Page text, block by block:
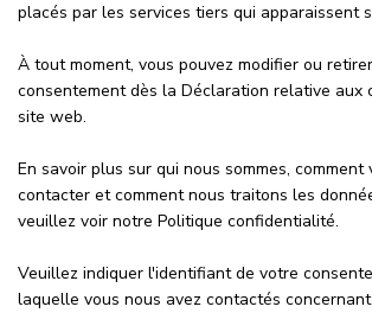
placés par les services tiers qui apparaissent
À tout moment, vous pouvez modifier ou
consentement dès la Déclaration relative aux
site web.
En savoir plus sur qui nous sommes, comment
contacter et comment nous traitons les
veuillez voir notre Politique confidentialité.
Veuillez indiquer l'identifiant de votre
laquelle vous nous avez contactés